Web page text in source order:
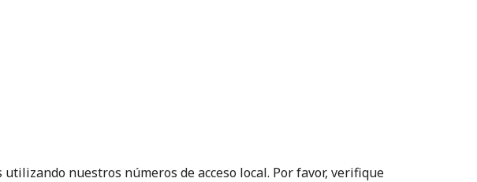
una contraseñanuestros números de acceso local. Por favor, verifique